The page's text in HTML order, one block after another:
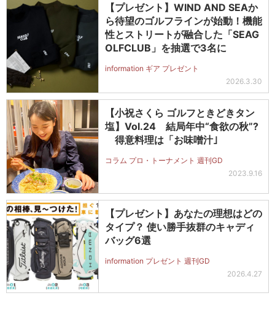
【プレゼント】WIND AND SEAか
ら待望のゴルフラインが始動！機能
性とストリートが融合した「SEAG
OLFCLUB」を抽選で3名に
information ギア プレゼント
2026.3.30
【小祝さくら ゴルフときどきタン
塩】Vol.24 結局年中“食欲の秋”?
得意料理は「お味噌汁｣
コラム プロ・トーナメント 週刊GD
2023.9.16
【プレゼント】あなたの理想はどの
タイプ？ 使い勝手抜群のキャディ
バッグ6選
information プレゼント 週刊GD
2026.4.27